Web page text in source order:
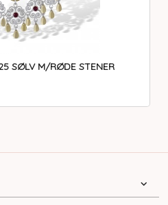
SØLV M/RØDE STENER